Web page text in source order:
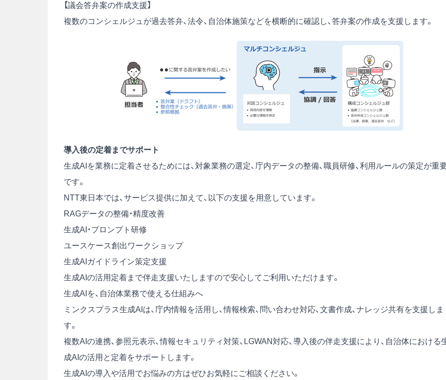
【議会答弁案の作成支援】
複数のコンシェルジュが過去答弁、法令、自治体施策などを横断的に確認し、答弁案の作成を支援します。
導入後の定着までサポート
生成AIを業務に定着させるためには、対象業務の選定、庁内データの整備、職員研修、利用ルールの策定が重
です。
NTT東日本では、サービス提供に加えて、以下の支援を用意しています。
RAGデータの整備・精度改善
生成AI・プロンプト研修
ユースケース創出ワークショップ
生成AIガイドライン策定支援
生成AIの活用定着まで伴走支援いたしますので安心してご利用いただけます。
生成AIを、自治体業務で使える仕組みへ
ミンクスプラス生成AIは、庁内情報を活用し、情報検索、問い合わせ対応、文書作成、ナレッジ共有を支援しま
す。
複数AIの連携、参照元表示、情報セキュリティ対策、LGWAN対応、導入後の伴走支援により、自治体における
成AIの活用と定着をサポートします。
生成AIの導入や活用でお悩みの方はぜひお気軽にご相談ください。